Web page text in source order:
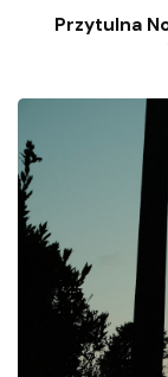
Przytulna